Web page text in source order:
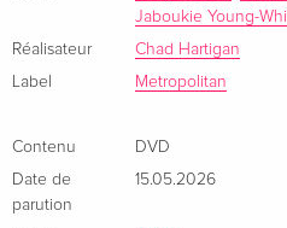
Jaboukie Young-
Réalisateur
Chad Hartigan
Label
Metropolitan
Contenu
DVD
Date de
parution
15.05.2026